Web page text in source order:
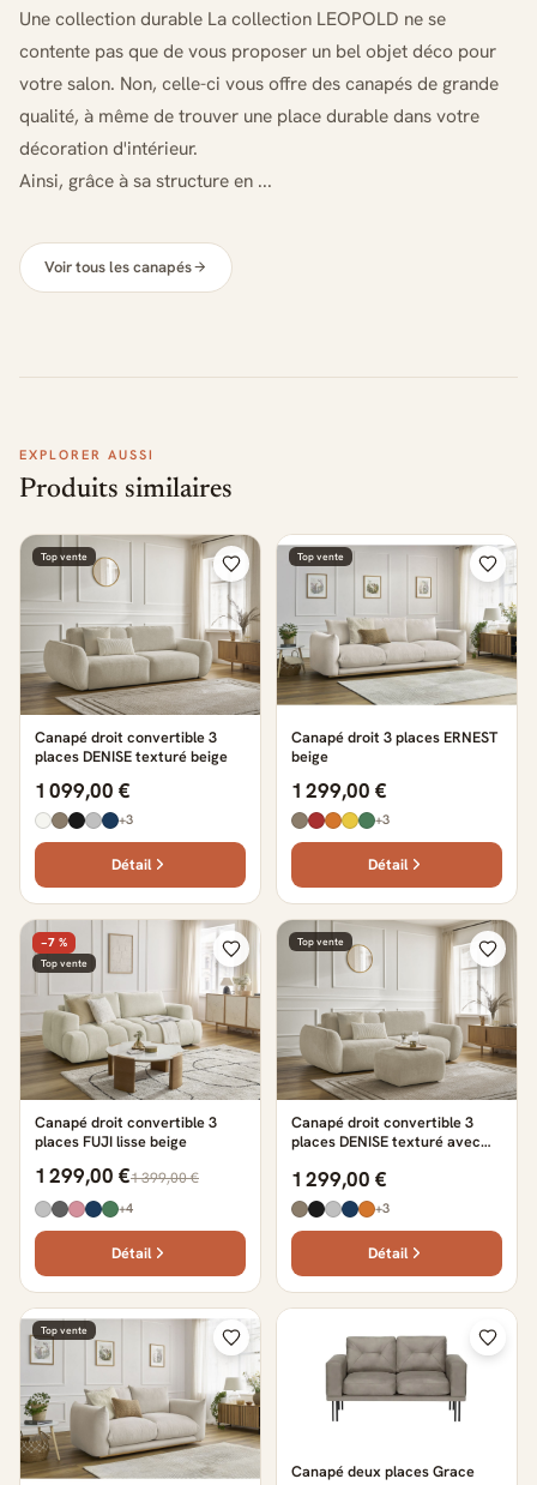
Une collection durable La collection LEOPOLD ne se
contente pas que de vous proposer un bel objet déco pour
votre salon. Non, celle-ci vous offre des canapés de grande
qualité, à même de trouver une place durable dans votre
décoration d'intérieur.
Ainsi, grâce à sa structure en ...
Voir tous les canapés
EXPLORER AUSSI
Produits similaires
Top vente
Canapé droit convertible 3
places DENISE texturé beige
1 099,00 €
+3
Détail
Top vente
Canapé droit 3 places ERNEST
beige
1 299,00 €
+3
Détail
−7 %
Top vente
Canapé droit convertible 3
places FUJI lisse beige
1 299,00 €1 399,00 €
+4
Détail
Top vente
Canapé droit convertible 3
places DENISE texturé avec
1 299,00 €
+3
Détail
Top vente
Canapé deux places Grace